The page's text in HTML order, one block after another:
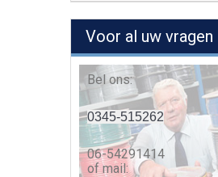
Voor al uw vragen
Bel ons:
0345-515262
06-54291414
of mail: